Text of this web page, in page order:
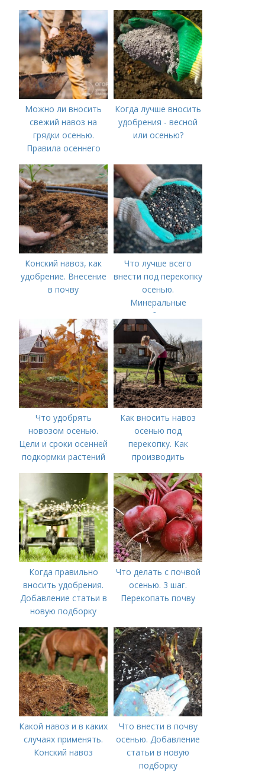
Можно ли вносить
свежий навоз на
грядки осенью.
Правила осеннего
Когда лучше вносить
удобрения - весной
или осенью?
Конский навоз, как
удобрение. Внесение
в почву
Что лучше всего
внести под перекопку
осенью.
Минеральные
удобрения
Что удобрять
новозом осенью.
Цели и сроки осенней
подкормки растений
Как вносить навоз
осенью под
перекопку. Как
производить
Когда правильно
вносить удобрения.
Добавление статьи в
новую подборку
Что делать с почвой
осенью. 3 шаг.
Перекопать почву
Какой навоз и в каких
случаях применять.
Конский навоз
Что внести в почву
осенью. Добавление
статьи в новую
подборку